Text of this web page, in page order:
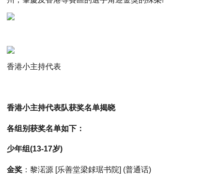
香港小主持代表
香港小主持代表队获奖名单揭晓
各组别获奖名单如下：
少年组(13-17岁)
金奖 ：黎渃源 [乐善堂梁銶琚书院] (普通话)